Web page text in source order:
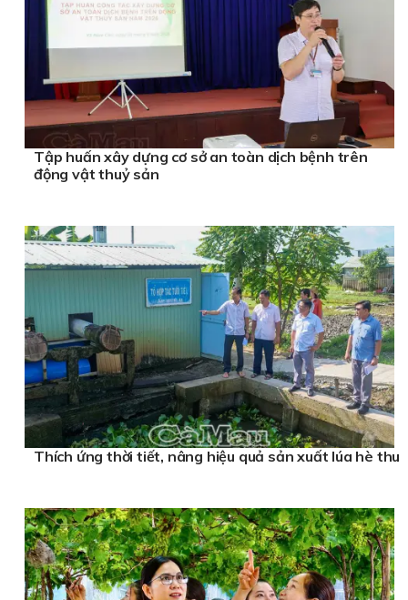
Tập huấn xây dựng cơ sở an toàn dịch bệnh trên
động vật thuỷ sản
Thích ứng thời tiết, nâng hiệu quả sản xuất lúa hè thu